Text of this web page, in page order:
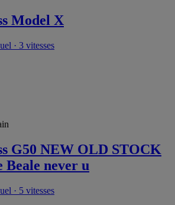
Model X
· 3 vitesses
G50 NEW OLD STOCK
Beale never u
· 5 vitesses